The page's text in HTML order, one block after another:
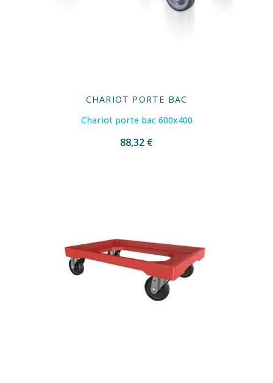
CHARIOT PORTE BAC
Chariot porte bac 600x400
88,32 €